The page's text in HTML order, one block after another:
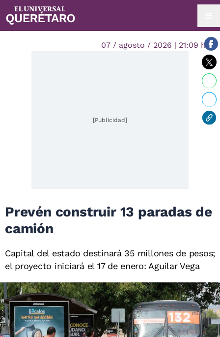
07 / agosto / 2026 | 21:09 hrs.
[Publicidad]
Prevén construir 13 paradas de
camión
Capital del estado destinará 35 millones de pesos;
el proyecto iniciará el 17 de enero: Aguilar Vega